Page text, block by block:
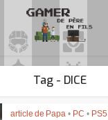
Tag - DICE
article de Papa • PC • PS5